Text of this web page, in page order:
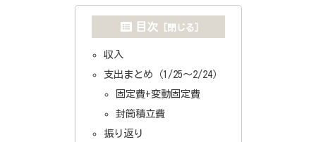
目次
収入
支出まとめ（1/25～2/24）
固定費+変動固定費
封筒積立費
振り返り